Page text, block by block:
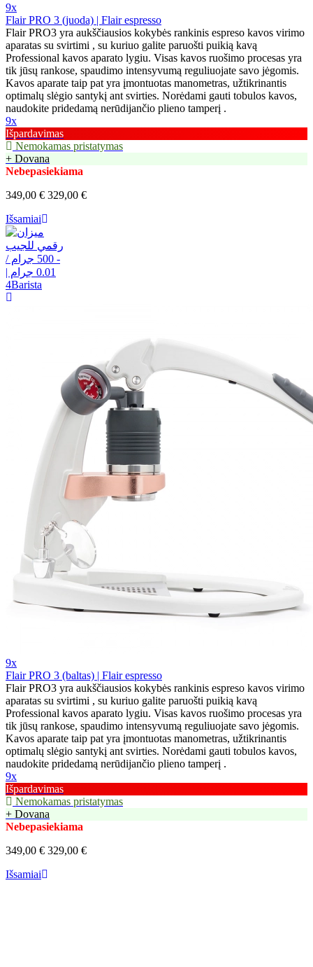
9x
Flair PRO 3 (juoda) | Flair espresso
Flair PRO3 yra aukščiausios kokybės rankinis espreso kavos virimo
aparatas su svirtimi , su kuriuo galite paruošti puikią kavą
Professional kavos aparato lygiu. Visas kavos ruošimo procesas yra
tik jūsų rankose, spaudimo intensyvumą reguliuojate savo jėgomis.
Kavos aparate taip pat yra įmontuotas manometras, užtikrinantis
optimalų slėgio santykį ant svirties. Norėdami gauti tobulos kavos,
naudokite pridedamą nerūdijančio plieno tamperį .
9x
Išpardavimas
Nemokamas pristatymas
+ Dovana
Nebepasiekiama
349,00 € 329,00 €
Išsamiai
9x
Flair PRO 3 (baltas) | Flair espresso
Flair PRO3 yra aukščiausios kokybės rankinis espreso kavos virimo
aparatas su svirtimi , su kuriuo galite paruošti puikią kavą
Professional kavos aparato lygiu. Visas kavos ruošimo procesas yra
tik jūsų rankose, spaudimo intensyvumą reguliuojate savo jėgomis.
Kavos aparate taip pat yra įmontuotas manometras, užtikrinantis
optimalų slėgio santykį ant svirties. Norėdami gauti tobulos kavos,
naudokite pridedamą nerūdijančio plieno tamperį .
9x
Išpardavimas
Nemokamas pristatymas
+ Dovana
Nebepasiekiama
349,00 € 329,00 €
Išsamiai